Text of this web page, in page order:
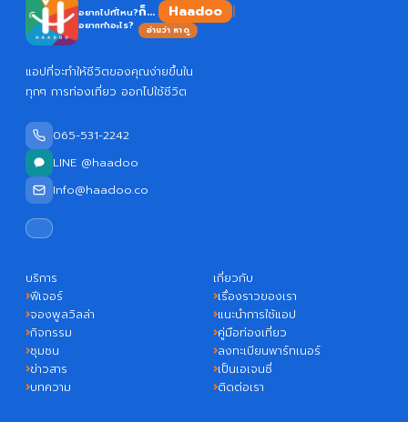
อยากไปที่ไหน?
อยากทำอะไร?
ก็... Haadoo
อ่านว่า หาดู
แอปที่จะทำให้ชีวิตของคุณง่ายขึ้นใน
ทุกๆ การท่องเที่ยว ออกไปใช้ชีวิต
065-531-2242
LINE @haadoo
Info@haadoo.co
บริการ
ฟีเจอร์
จองพูลวิลล่า
กิจกรรม
ชุมชน
ข่าวสาร
บทความ
เกี่ยวกับ
เรื่องราวของเรา
แนะนำการใช้แอป
คู่มือท่องเที่ยว
ลงทะเบียนพาร์ทเนอร์
เป็นเอเจนซี่
ติดต่อเรา